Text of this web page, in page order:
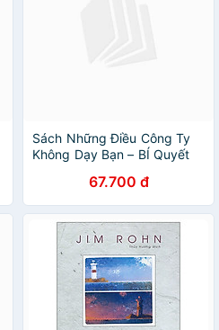
Sách Những Điều Công Ty
Không Dạy Bạn – BÍ Quyết
67.700 đ